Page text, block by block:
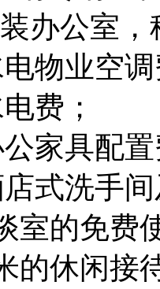
办公室
物业空
费；
家具配
式洗手
室的免费
的休闲接